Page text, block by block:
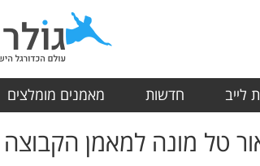
לייב חדשות מאמנים מומלצים
טל מונה למאמן הקבוצה